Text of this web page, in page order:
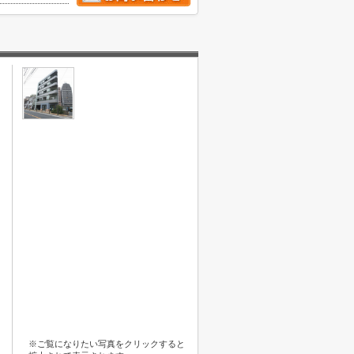
※ご覧になりたい写真をクリックすると